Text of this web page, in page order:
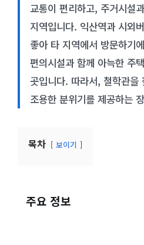
교통이 편리하고, 주거시설
지역입니다. 익산역과 시외
좋아 타 지역에서 방문하기
편의시설과 함께 아늑한 주
곳입니다. 따라서, 철학관을
조용한 분위기를 제공하는
목차 보이기
주요 정보